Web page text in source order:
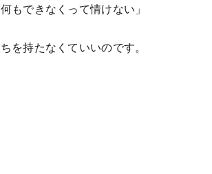
もできなくって情けない」
を持たなくていいのです。